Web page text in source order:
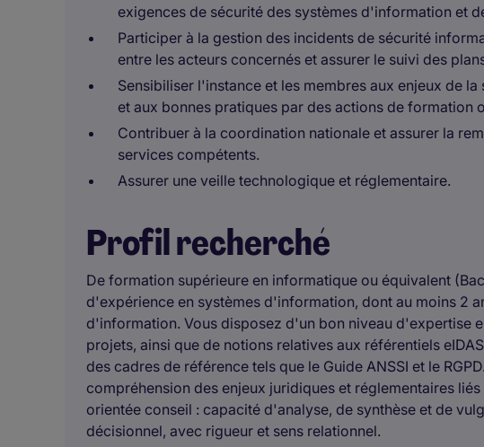
exigences de sécurité des systèmes d'information et
Participer à la gestion des incidents de sécurité
entre les acteurs concernés et assurer le suivi des
Sensibiliser l'instance et les membres aux enjeux de
et aux bonnes pratiques par des actions de formation
Contribuer à la coordination nationale et assurer la
services compétents.
Assurer une veille technologique et réglementaire.
Profil recherché
De formation supérieure en informatique ou équivalent
d'expérience en systèmes d'information, dont au moins 2
d'information. Vous disposez d'un bon niveau d'expertise
projets, ainsi que de notions relatives aux référentiels
des cadres de référence tels que le Guide ANSSI et le
compréhension des enjeux juridiques et réglementaires
orientée conseil : capacité d'analyse, de synthèse et de
décisionnel, avec rigueur et sens relationnel.